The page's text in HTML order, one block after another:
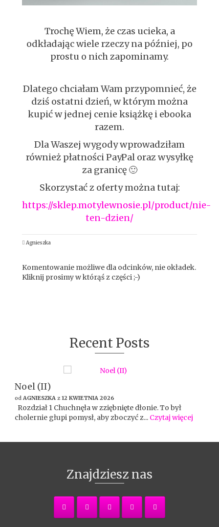
Trochę Wiem, że czas ucieka, a
odkładając wiele rzeczy na później, po
prostu o nich zapominamy.
Dlatego chciałam Wam przypomnieć, że
dziś ostatni dzień, w którym można
kupić w jednej cenie książkę i ebooka
razem.
Dla Waszej wygody wprowadziłam
również płatności PayPal oraz wysyłkę
za granicę 🙂
Skorzystać z oferty można tutaj:
https://sklep.motylewnosie.pl/product/nie-
ten-dzien/
Agnieszka
Komentowanie możliwe dla odcinków, nie okładek.
Kliknij prosimy w którąś z części ;-)
Recent Posts
Noel (II)
od AGNIESZKA z 12 KWIETNIA 2026
Rozdział 1 Chuchnęła w zziębnięte dłonie. To był
cholernie głupi pomysł, aby zboczyć z... Czytaj więcej
Znajdziesz nas